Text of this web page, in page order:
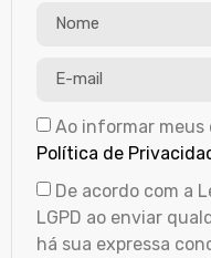
Ao informar meus
Política de
De acordo com a
LGPD ao enviar
há sua expressa